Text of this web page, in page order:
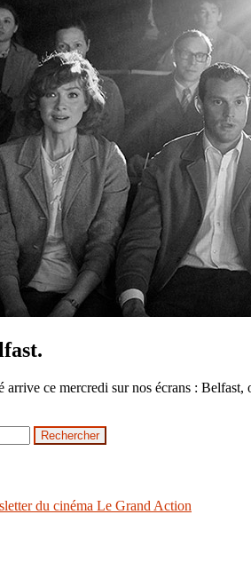
ce mercredi sur nos écrans :
du cinéma Le Grand Action